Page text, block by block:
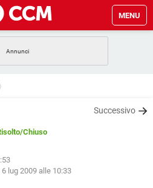
MENU
WHATSAPP
GAMING
WINDOWS 10
Successivo
/Chiuso
6 lug 2009 alle 10:33